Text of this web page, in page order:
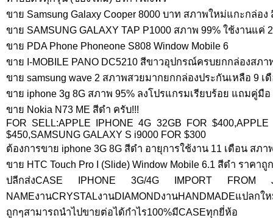
ขาย Samsung Galaxy Cooper 8000 บาท สภาพใหม่แกะกล่อง
ขาย SAMSUNG GALAXY TAP P1000 สภาพ 99% ใช้งานแค่
ขาย PDA Phone Phoneone S808 Window Mobile 6
ขาย I-MOBILE PANO DC5210 สีขาวอุปกรณ์ครบยกกล่องสภ
ขาย samsung wave 2 สภาพสวยมากยกกล่องประกันเหลือ 9 เ
ขาย iphone 3g 8G สภาพ 95% ลงโปรแกรมเรียบร้อย แถมคู่มื
ขาย Nokia N73 ME สีดำ ครับ!!!
FOR SELL:APPLE IPHONE 4G 32GB FOR
$450,SAMSUNG GALAXY S i9000 FOR $300
ต้องการขาย iphone 3G 8G สีดำ อายุการใช้งาน 11 เดือน สภา
ขาย HTC Touch Pro I (Slide) Window Mobile 6.1 สีดำ ราคาถูก
ปลีกส่งCASE IPHONE 3G/4G IMPORT FROM
NAMEงานCRYSTALงานDIAMONDงานHANDMADEแปลก
ถูกๆสามารถนำไปขายต่อได้กำไร100%มีCASEทุกยี่ห้อ